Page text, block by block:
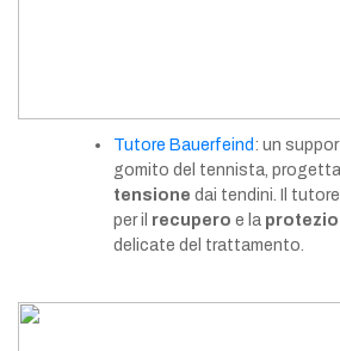
Tutore Bauerfeind : un
gomito del tennista,
tensione dai tendini. Il
per il recupero e la
delicate del trattamento.